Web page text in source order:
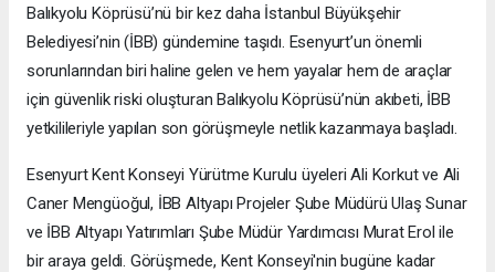
Balıkyolu Köprüsü’nü bir kez daha İstanbul Büyükşehir
Belediyesi’nin (İBB) gündemine taşıdı. Esenyurt’un önemli
sorunlarından biri haline gelen ve hem yayalar hem de araçlar
için güvenlik riski oluşturan Balıkyolu Köprüsü’nün akıbeti, İBB
yetkilileriyle yapılan son görüşmeyle netlik kazanmaya başladı.
Esenyurt Kent Konseyi Yürütme Kurulu üyeleri Ali Korkut ve Ali
Caner Mengüoğul, İBB Altyapı Projeler Şube Müdürü Ulaş Sunar
ve İBB Altyapı Yatırımları Şube Müdür Yardımcısı Murat Erol ile
bir araya geldi. Görüşmede, Kent Konseyi'nin bugüne kadar